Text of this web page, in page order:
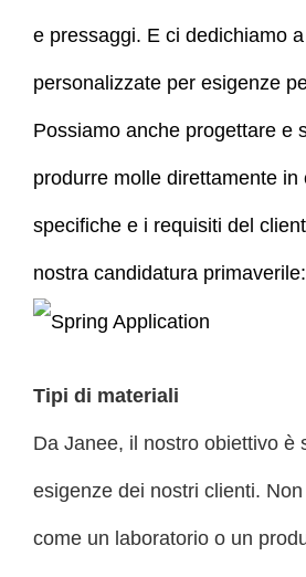
e pressaggi. E ci dedichiamo
personalizzate per esigenze
Possiamo anche progettare e
produrre molle direttamente in
specifiche e i requisiti del
nostra candidatura primaverile:
Tipi di materiali
Da Janee, il nostro obiettivo è
esigenze dei nostri clienti.
come un laboratorio o un